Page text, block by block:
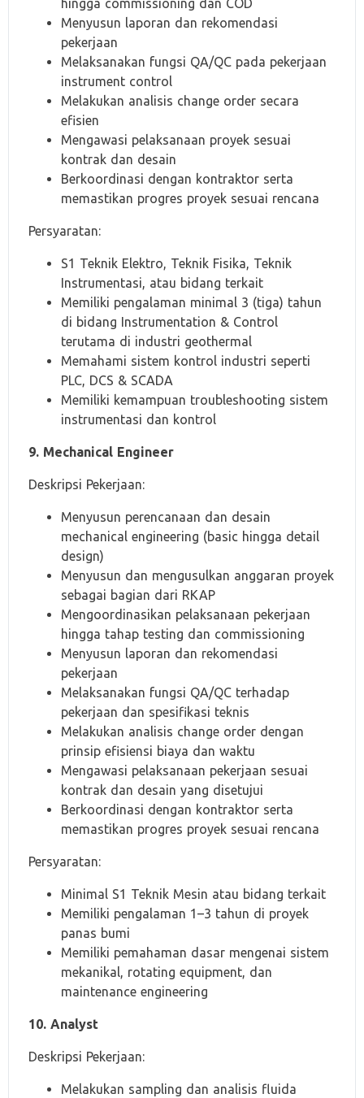
hingga commissioning dan COD
Menyusun laporan dan rekomendasi
pekerjaan
Melaksanakan fungsi QA/QC pada pekerjaan
instrument control
Melakukan analisis change order secara
efisien
Mengawasi pelaksanaan proyek sesuai
kontrak dan desain
Berkoordinasi dengan kontraktor serta
memastikan progres proyek sesuai rencana
Persyaratan:
S1 Teknik Elektro, Teknik Fisika, Teknik
Instrumentasi, atau bidang terkait
Memiliki pengalaman minimal 3 (tiga) tahun
di bidang Instrumentation & Control
terutama di industri geothermal
Memahami sistem kontrol industri seperti
PLC, DCS & SCADA
Memiliki kemampuan troubleshooting sistem
instrumentasi dan kontrol
9. Mechanical Engineer
Deskripsi Pekerjaan:
Menyusun perencanaan dan desain
mechanical engineering (basic hingga detail
design)
Menyusun dan mengusulkan anggaran proyek
sebagai bagian dari RKAP
Mengoordinasikan pelaksanaan pekerjaan
hingga tahap testing dan commissioning
Menyusun laporan dan rekomendasi
pekerjaan
Melaksanakan fungsi QA/QC terhadap
pekerjaan dan spesifikasi teknis
Melakukan analisis change order dengan
prinsip efisiensi biaya dan waktu
Mengawasi pelaksanaan pekerjaan sesuai
kontrak dan desain yang disetujui
Berkoordinasi dengan kontraktor serta
memastikan progres proyek sesuai rencana
Persyaratan:
Minimal S1 Teknik Mesin atau bidang terkait
Memiliki pengalaman 1–3 tahun di proyek
panas bumi
Memiliki pemahaman dasar mengenai sistem
mekanikal, rotating equipment, dan
maintenance engineering
10. Analyst
Deskripsi Pekerjaan:
Melakukan sampling dan analisis fluida